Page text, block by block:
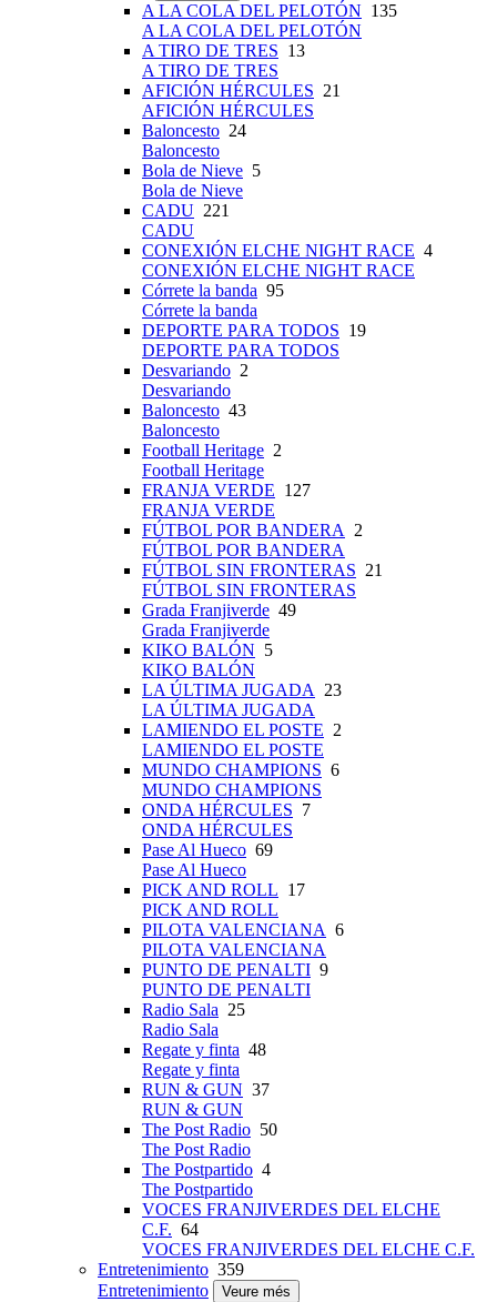
A LA COLA DEL PELOTÓN 135
A LA COLA DEL PELOTÓN
A TIRO DE TRES 13
A TIRO DE TRES
AFICIÓN HÉRCULES 21
AFICIÓN HÉRCULES
Baloncesto 24
Baloncesto
Bola de Nieve 5
Bola de Nieve
CADU 221
CADU
CONEXIÓN ELCHE NIGHT RACE 4
CONEXIÓN ELCHE NIGHT RACE
Córrete la banda 95
Córrete la banda
DEPORTE PARA TODOS 19
DEPORTE PARA TODOS
Desvariando 2
Desvariando
Baloncesto 43
Baloncesto
Football Heritage 2
Football Heritage
FRANJA VERDE 127
FRANJA VERDE
FÚTBOL POR BANDERA
2
FÚTBOL POR BANDERA
FÚTBOL SIN FRONTERAS 21
FÚTBOL SIN FRONTERAS
Grada Franjiverde 49
Grada Franjiverde
KIKO BALÓN 5
KIKO BALÓN
LA ÚLTIMA JUGADA
23
LA ÚLTIMA JUGADA
LAMIENDO EL POSTE 2
LAMIENDO EL POSTE
MUNDO CHAMPIONS 6
MUNDO CHAMPIONS
ONDA HÉRCULES 7
ONDA HÉRCULES
Pase Al Hueco 69
Pase Al Hueco
PICK AND ROLL 17
PICK AND ROLL
PILOTA VALENCIANA 6
PILOTA VALENCIANA
PUNTO DE PENALTI 9
PUNTO DE PENALTI
Radio Sala 25
Radio Sala
Regate y finta 48
Regate y finta
RUN & GUN 37
RUN & GUN
The Post Radio 50
The Post Radio
The Postpartido 4
The Postpartido
VOCES FRANJIVERDES DEL ELCHE
C.F. 64
VOCES FRANJIVERDES DEL ELCHE C.F.
Entretenimiento 359
Entretenimiento
Veure més